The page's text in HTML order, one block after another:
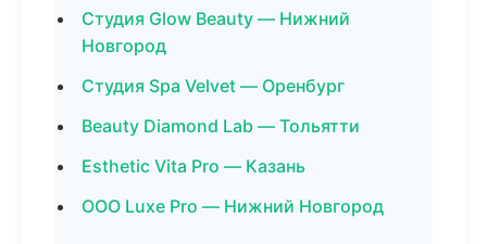
Студия Glow Beauty — Нижний
Новгород
Студия Spa Velvet — Оренбург
Beauty Diamond Lab — Тольятти
Esthetic Vita Pro — Казань
ООО Luxe Pro — Нижний Новгород